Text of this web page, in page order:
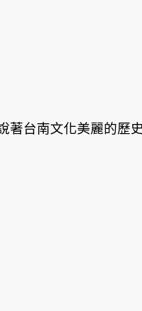
台南文化美麗的歷